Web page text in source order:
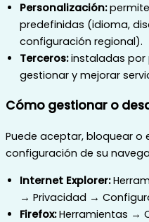
Personalización:
predefinidas (idioma,
configuración regional).
Terceros:instaladas por
gestionar y mejorar
Cómo gestionar o
Puede aceptar, bloquear o
configuración de su
Internet Explorer:
→ Privacidad →
Firefox:Herramientas →